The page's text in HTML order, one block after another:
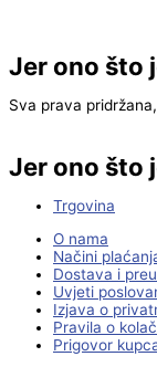
Jer ono što
Sva prava
Jer ono što
Trgovina
O nama
Načini
Dostava i
Uvjeti
Izjava o
Pravila o
Prigovor